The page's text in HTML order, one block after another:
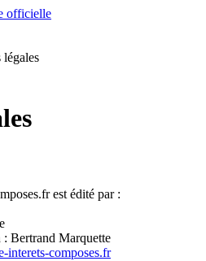
officielle
est édité par :
: Bertrand Marquette
interets-composes.fr